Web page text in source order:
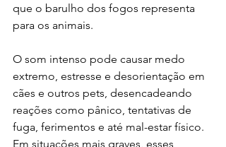
que o barulho dos fogos representa
para os animais.
O som intenso pode causar medo
extremo, estresse e desorientação em
cães e outros pets, desencadeando
reações como pânico, tentativas de
fuga, ferimentos e até mal-estar físico.
Em situações mais graves, esses